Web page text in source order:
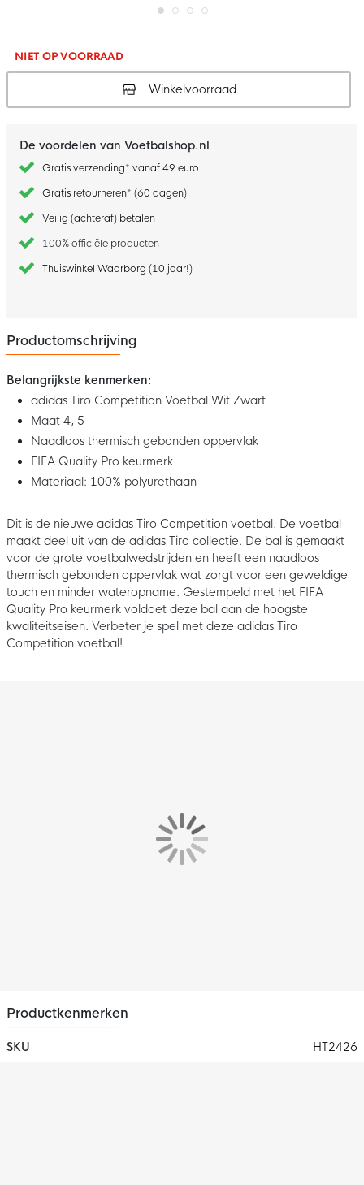
hetNIET OP VOORRAAD
Winkelvoorraad
De voordelen van Voetbalshop.nl
Gratis verzending* vanaf 49 euro
Gratis retourneren* (60 dagen)
Veilig (achteraf) betalen
100% officiële producten
Thuiswinkel Waarborg (10 jaar!)
Productomschrijving
Belangrijkste kenmerken:
adidas Tiro Competition Voetbal Wit Zwart
Maat 4, 5
Naadloos thermisch gebonden oppervlak
FIFA Quality Pro keurmerk
Materiaal: 100% polyurethaan
Dit is de nieuwe adidas Tiro Competition voetbal. De voetbal
maakt deel uit van de adidas Tiro collectie. De bal is gemaakt
voor de grote voetbalwedstrijden en heeft een naadloos
thermisch gebonden oppervlak wat zorgt voor een geweldige
touch en minder wateropname. Gestempeld met het FIFA
Quality Pro keurmerk voldoet deze bal aan de hoogste
kwaliteitseisen. Verbeter je spel met deze adidas Tiro
Competition voetbal!
Productkenmerken
SKU HT2426